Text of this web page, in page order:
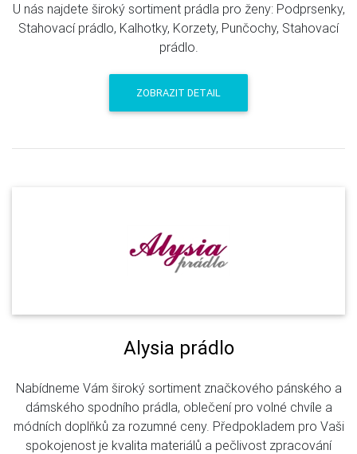
U nás najdete široký sortiment prádla pro ženy: Podprsenky,
Stahovací prádlo, Kalhotky, Korzety, Punčochy, Stahovací
prádlo.
ZOBRAZIT DETAIL
Alysia prádlo
Nabídneme Vám široký sortiment značkového pánského a
dámského spodního prádla, oblečení pro volné chvíle a
módních doplňků za rozumné ceny. Předpokladem pro Vaši
spokojenost je kvalita materiálů a pečlivost zpracování